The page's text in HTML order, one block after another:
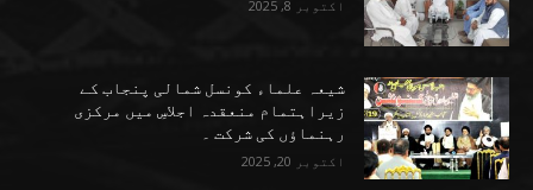
اکتوبر 8, 2025
شیعہ علماء کونسل شمالی پنجاب کے
زیراہتمام منعقدہ اجلاسِ میں مرکزی
رہنماؤں کی شرکت ۔
اکتوبر 20, 2025